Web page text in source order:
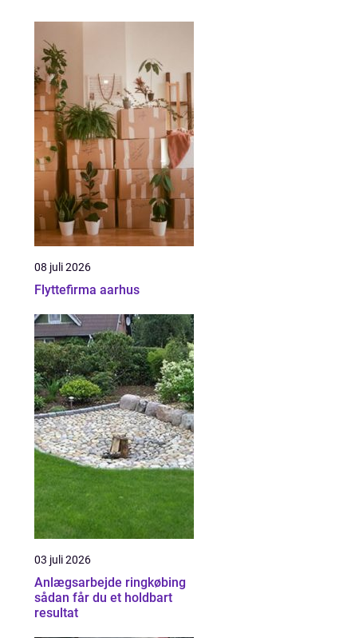
08 juli 2026
Flyttefirma aarhus
03 juli 2026
Anlægsarbejde ringkøbing
sådan får du et holdbart
resultat